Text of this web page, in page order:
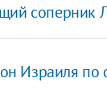
Израиля по